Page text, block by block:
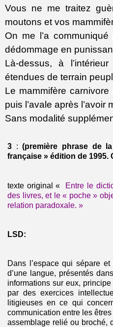
Vous ne me traitez
moutons et vos
On me l’a
dédommage en
Là-dessus, à
étendues de terrain
Le mammifère
puis l’avale après l’avoir
Sans modalité
3 :(première phrase de
française » édition de 1995.
texte original « Entre le
des livres, et le « poche »
relation paradoxale. »
LSD:
Dans l’espace qui sépare
d’une langue, présentés
informations sur eux,
par des exercices
litigieuses en ce qui
communication entre les
assemblage relié ou broché,